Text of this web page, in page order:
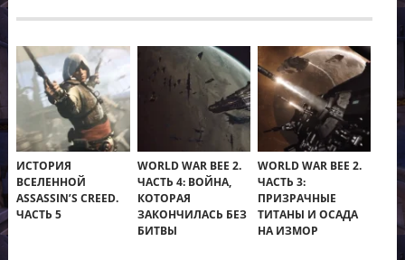
ИСТОРИЯ
ВСЕЛЕННОЙ
ASSASSIN’S CREED.
ЧАСТЬ 5
WORLD WAR BEE 2.
ЧАСТЬ 4: ВОЙНА,
КОТОРАЯ
ЗАКОНЧИЛАСЬ БЕЗ
БИТВЫ
WORLD WAR BEE 2.
ЧАСТЬ 3:
ПРИЗРАЧНЫЕ
ТИТАНЫ И ОСАДА
НА ИЗМОР